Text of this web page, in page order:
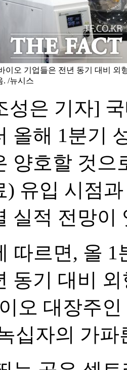
이오 기업들은 전년 동기 대비 외
. /뉴시스
성은 기자]
올해 1분기
양호할 것으
) 유입 시점
실적 전망이
따르면, 올
동기 대비
오 대장주
십자의 가